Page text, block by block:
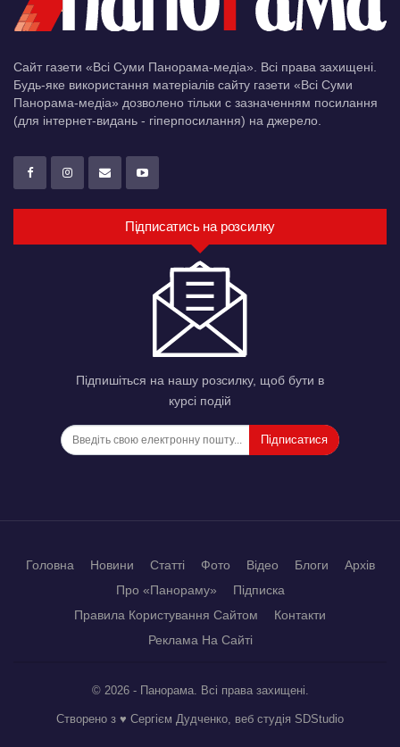
Сайт газети «Всі Суми Панорама-медіа». Всі права захищені.
Будь-яке використання матеріалів сайту газети «Всі Суми
Панорама-медіа» дозволено тільки c зазначенням посилання
(для інтернет-видань - гіперпосилання) на джерело.
Підписатись на розсилку
Підпишіться на нашу розсилку, щоб бути в
курсі подій
Підписатися
Головна Новини Статті Фото Відео Блоги
Архів
Про «Панораму»
Підписка
Правила Користування Сайтом
Контакти
Реклама На Сайті
© 2026 - Панорама. Всі права захищені.
Створено з ♥ Сергієм Дудченко, веб студія SDStudio